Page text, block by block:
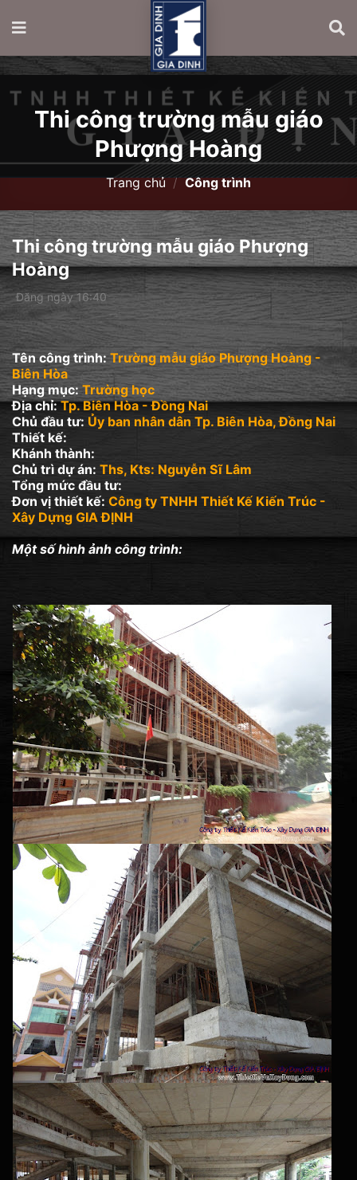
Thi công trường mẫu giáo
Phượng Hoàng
Trang chủ / Công trình
Thi công trường mẫu giáo Phượng
Hoàng
Đăng ngày 16:40
Tên công trình:Trường mẫu giáo Phượng Hoàng -
Biên Hòa
Hạng mục: Trường học
Địa chỉ:Tp. Biên Hòa - Đồng Nai
Chủ đầu tư: Ủy ban nhân dân Tp. Biên Hòa, Đồng Nai
Thiết kế:
Khánh thành:
Chủ trì dự án: Ths, Kts: Nguyễn Sĩ Lâm
Tổng mức đầu tư:
Đơn vị thiết kế: Công ty TNHH Thiết Kế Kiến Trúc -
Xây Dựng GIA ĐỊNH
Một số hình ảnh công trình: